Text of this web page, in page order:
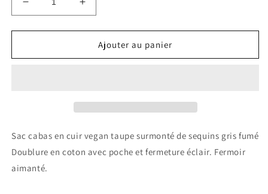
Réduire
la
quantité
Cabas
gris
Augmenter
la
quantité
Cabas
gris
fumé
Ajouter au panier
Sac cabas en cuir vegan taupe surmonté de sequins gris fumé
Doublure en coton avec poche et fermeture éclair. Fermoir
aimanté.